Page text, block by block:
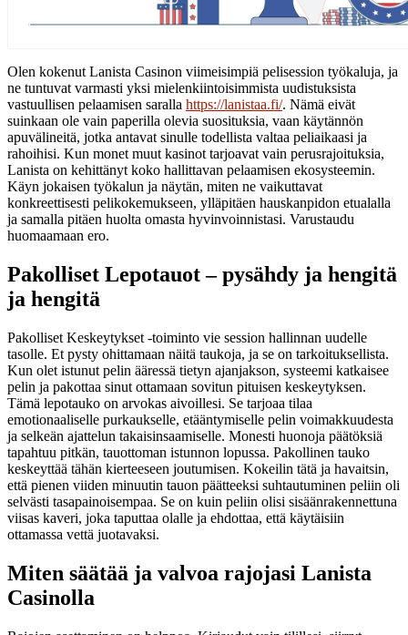
Olen kokenut Lanista Casinon viimeisimpiä pelisession työkaluja, ja
ne tuntuvat varmasti yksi mielenkiintoisimmista uudistuksista
vastuullisen pelaamisen saralla https://lanistaa.fi/. Nämä eivät
suinkaan ole vain paperilla olevia suosituksia, vaan käytännön
apuvälineitä, jotka antavat sinulle todellista valtaa peliaikaasi ja
rahoihisi. Kun monet muut kasinot tarjoavat vain perusrajoituksia,
Lanista on kehittänyt koko hallittavan pelaamisen ekosysteemin.
Käyn jokaisen työkalun ja näytän, miten ne vaikuttavat
konkreettisesti pelikokemukseen, ylläpitäen hauskanpidon etualalla
ja samalla pitäen huolta omasta hyvinvoinnistasi. Varustaudu
huomaamaan ero.
Pakolliset Lepotauot – pysähdy ja hengitä
ja hengitä
Pakolliset Keskeytykset -toiminto vie session hallinnan uudelle
tasolle. Et pysty ohittamaan näitä taukoja, ja se on tarkoituksellista.
Kun olet istunut pelin ääressä tietyn ajanjakson, systeemi katkaisee
pelin ja pakottaa sinut ottamaan sovitun pituisen keskeytyksen.
Tämä lepotauko on arvokas aivoillesi. Se tarjoaa tilaa
emotionaaliselle purkaukselle, etääntymiselle pelin voimakkuudesta
ja selkeän ajattelun takaisinsaamiselle. Monesti huonoja päätöksiä
tapahtuu pitkän, tauottoman istunnon lopussa. Pakollinen tauko
keskeyttää tähän kierteeseen joutumisen. Kokeilin tätä ja havaitsin,
että pienen viiden minuutin tauon päätteeksi suhtautuminen peliin oli
selvästi tasapainoisempaa. Se on kuin peliin olisi sisäänrakennettuna
viisas kaveri, joka taputtaa olalle ja ehdottaa, että käytäisiin
ottamassa vettä juotavaksi.
Miten säätää ja valvoa rajojasi Lanista
Casinolla